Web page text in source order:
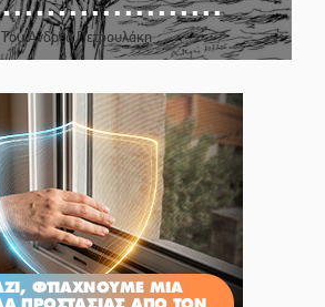
Του Ανδρέα Πετρουλάκη